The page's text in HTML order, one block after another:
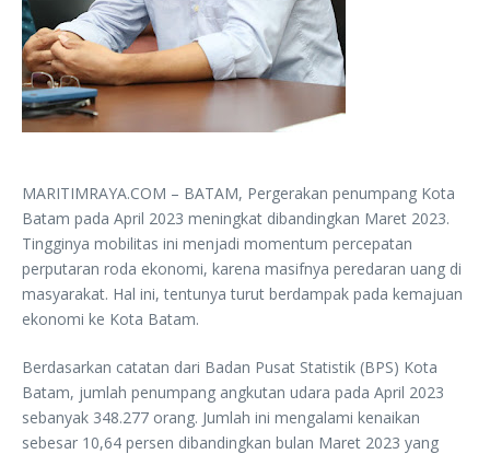
MARITIMRAYA.COM – BATAM, Pergerakan penumpang Kota
Batam pada April 2023 meningkat dibandingkan Maret 2023.
Tingginya mobilitas ini menjadi momentum percepatan
perputaran roda ekonomi, karena masifnya peredaran uang di
masyarakat. Hal ini, tentunya turut berdampak pada kemajuan
ekonomi ke Kota Batam.
Berdasarkan catatan dari Badan Pusat Statistik (BPS) Kota
Batam, jumlah penumpang angkutan udara pada April 2023
sebanyak 348.277 orang. Jumlah ini mengalami kenaikan
sebesar 10,64 persen dibandingkan bulan Maret 2023 yang